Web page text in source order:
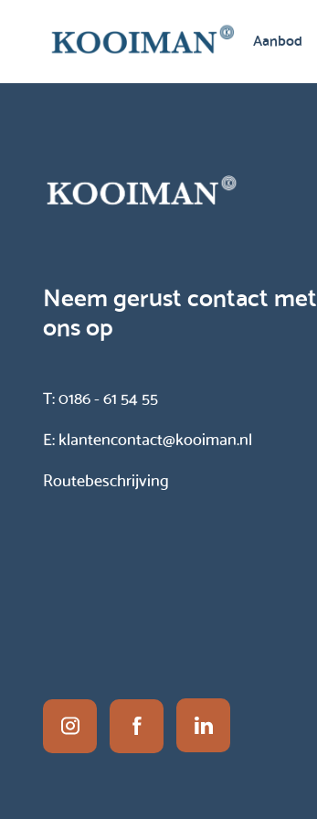
Aanbod
Neem gerust contact met
ons op
T:0186 - 61 54 55
E:klantencontact@kooiman.nl
Routebeschrijving